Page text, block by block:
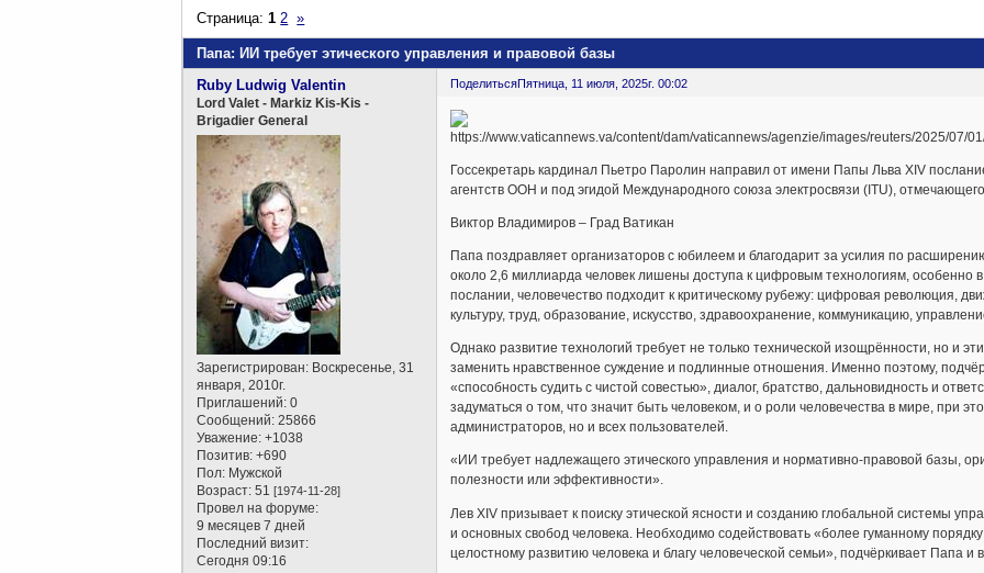
Папа: ИИ требует этического управления и правовой базы
Страница:1 2 »
ПоделитьсяПятница, 11 июля, 2025г. 00:02
Ruby Ludwig Valentin
Lord Valet - Markiz Kis-Kis -
Brigadier General
Зарегистрирован: Воскресенье, 31
января, 2010г.
Приглашений: 0
Сообщений: 25866
Уважение: +1038
Позитив: +690
Пол: Мужской
Возраст: 51[1974-11-28]
Провел на форуме:
9 месяцев 7 дней
Последний визит:
Сегодня 09:16
Госсекретарь кардинал Пьетро Паролин направил от имени Папы Льва XIV
агентств ООН и под эгидой Международного союза электросвязи (ITU),
Виктор Владимиров – Град Ватикан
Папа поздравляет организаторов с юбилеем и благодарит за усилия по
около 2,6 миллиарда человек лишены доступа к цифровым технологиям, особенно
послании, человечество подходит к критическому рубежу: цифровая революция,
культуру, труд, образование, искусство, здравоохранение, коммуникацию,
Однако развитие технологий требует не только технической изощрённости, но и
заменить нравственное суждение и подлинные отношения. Именно поэтому,
«способность судить с чистой совестью», диалог, братство, дальновидность и
задуматься о том, что значит быть человеком, и о роли человечества в мире, при
администраторов, но и всех пользователей.
«ИИ требует надлежащего этического управления и нормативно-правовой базы,
полезности или эффективности».
Лев XIV призывает к поиску этической ясности и созданию глобальной системы
и основных свобод человека. Необходимо содействовать «более гуманному
целостному развитию человека и благу человеческой семьи», подчёркивает Папа и